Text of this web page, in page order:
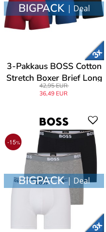
BIGPACK | Deal
3-Pakkaus BOSS Cotton
Stretch Boxer Brief Long
42,95 EUR
36,49 EUR
-15%
BIGPACK| Deal